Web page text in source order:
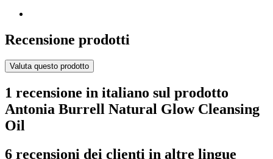
Recensione prodotti
Valuta questo prodotto
1 recensione in italiano sul prodotto
Antonia Burrell Natural Glow Cleansing
Oil
6 recensioni dei clienti in altre lingue